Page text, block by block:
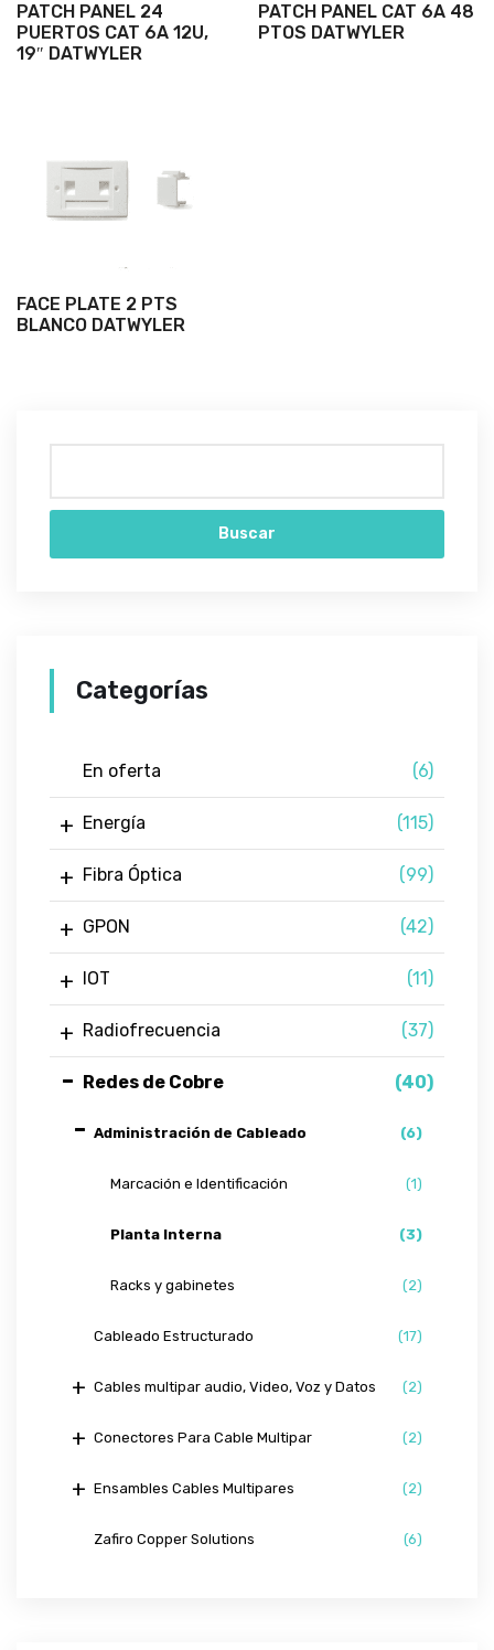
PATCH PANEL 24
PUERTOS CAT 6A 12U,
19″ DATWYLER
PATCH PANEL CAT 6A 48
PTOS DATWYLER
FACE PLATE 2 PTS
BLANCO DATWYLER
Buscar
Categorías
En oferta (6)
Energía (115)
Fibra Óptica (99)
GPON (42)
IOT (11)
Radiofrecuencia (37)
Redes de Cobre (40)
Administración de Cableado (6)
Marcación e Identificación (1)
Planta Interna (3)
Racks y gabinetes (2)
Cableado Estructurado (17)
Cables multipar audio, Video, Voz y Datos (2)
Conectores Para Cable Multipar (2)
Ensambles Cables Multipares (2)
Zafiro Copper Solutions (6)